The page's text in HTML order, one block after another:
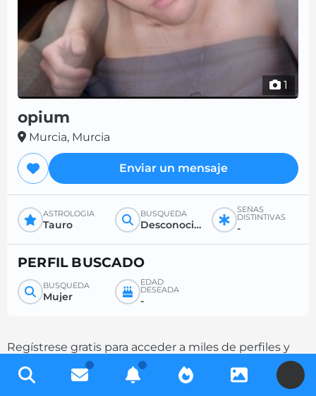
1
opium
Murcia, Murcia
Enviar un mensaje
ASTROLOGÍA
Tauro
BÚSQUEDA
Desconocido
SEÑAS
DISTINTIVAS
-
PERFIL BUSCADO
BÚSQUEDA
Mujer
EDAD
DESEADA
-
Regístrese gratis para acceder a miles de perfiles y
aumente sus posibilidades de contacto
completando su descripción.